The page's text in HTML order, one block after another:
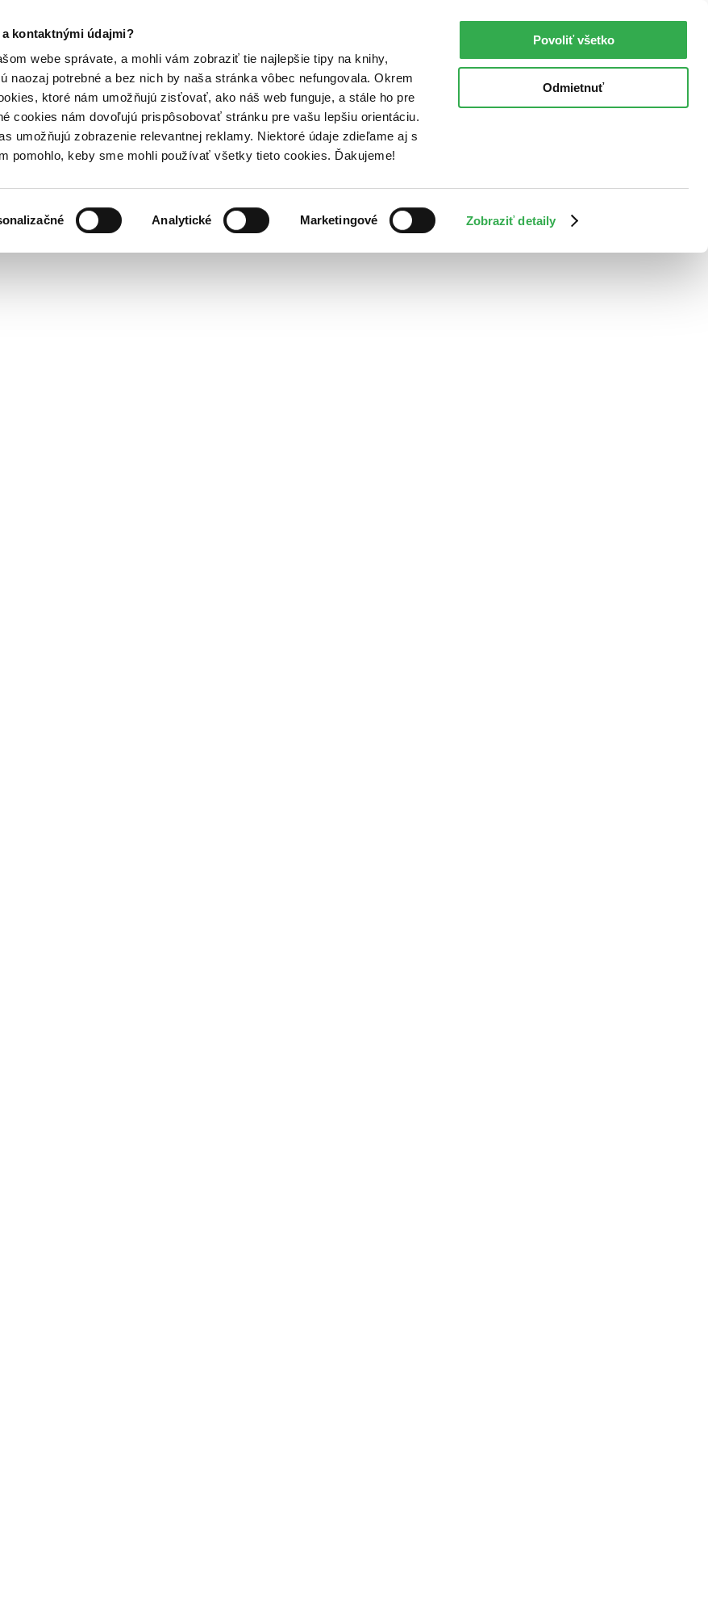
kontaktnými údajmi?
webe správate, a mohli vám zobraziť tie najlepšie tipy na knihy,
naozaj potrebné a bez nich by naša stránka vôbec nefungovala. Okrem
ktoré nám umožňujú zisťovať, ako náš web funguje, a stále ho pre
cookies nám dovoľujú prispôsobovať stránku pre vašu lepšiu orientáciu.
umožňujú zobrazenie relevantnej reklamy. Niektoré údaje zdieľame aj s
pomohlo, keby sme mohli používať všetky tieto cookies. Ďakujeme!
Analytické Marketingové Zobraziť detaily
Povoliť všetko
Odmietnuť